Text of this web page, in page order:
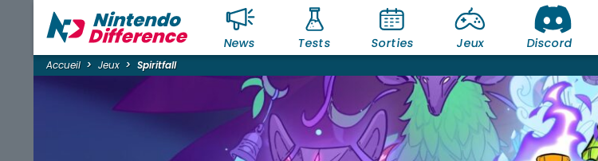
News Tests Sorties Jeux Discord
Accueil Jeux Spiritfall